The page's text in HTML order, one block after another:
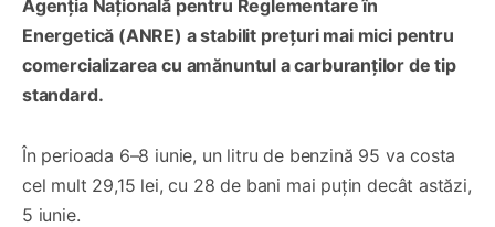
Agenția Națională pentru Reglementare în
Energetică (ANRE) a stabilit prețuri mai mici pentru
comercializarea cu amănuntul a carburanților de tip
standard.
În perioada 6–8 iunie, un litru de benzină 95 va costa
cel mult 29,15 lei, cu 28 de bani mai puțin decât astăzi,
5 iunie.